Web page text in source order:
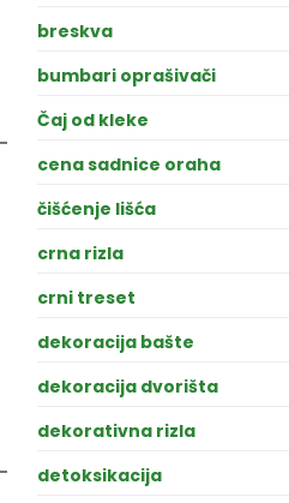
breskva
bumbari oprašivači
Čaj od kleke
cena sadnice oraha
čišćenje lišća
crna rizla
crni treset
dekoracija bašte
dekoracija dvorišta
dekorativna rizla
detoksikacija